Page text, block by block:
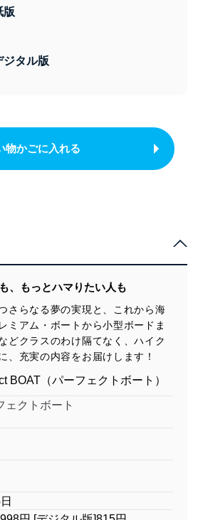
版
ジタル版
物かごに入れる
、もっとハマりたい人も
さらなる夢の実現と、これから海
ミアム・ボートから小型ボードま
どクラスのわけ隔てなく、ハイク
、充実の内容をお届けします！
BOAT（パーフェクトボート）
ェクトボート